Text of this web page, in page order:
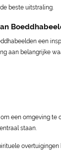
beste uitstraling.
een
aan belangrijke
een omgeving te
staan.
overtuigingen